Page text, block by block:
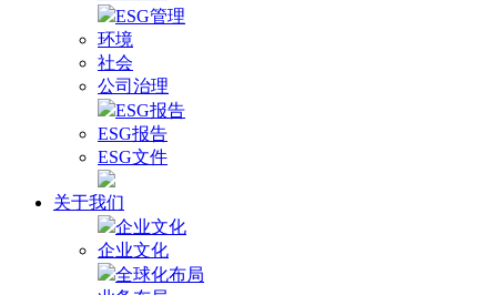
ESG管理
环境
社会
公司治理
ESG报告
ESG报告
ESG文件
关于我们
企业文化
企业文化
全球化布局